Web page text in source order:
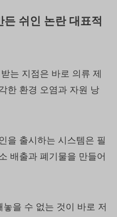
쉬인 논란 대표적
는 지점은 바로 의류 제
한 환경 오염과 자원 낭
을 출시하는 시스템은 필
배출과 폐기물을 만들어
을 수 없는 것이 바로 저